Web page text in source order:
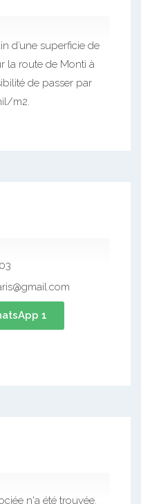
d’une superficie de
la route de Monti à
de passer par
m2.
1
n'a été trouvée.